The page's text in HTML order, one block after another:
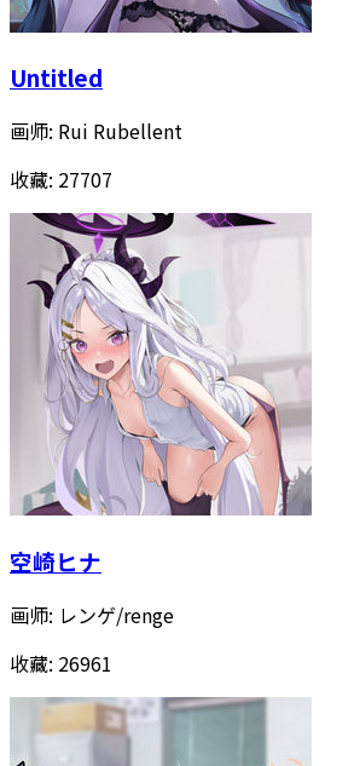
Untitled
画师: Rui Rubellent
收藏: 27707
空崎ヒナ
画师: レンゲ/renge
收藏: 26961